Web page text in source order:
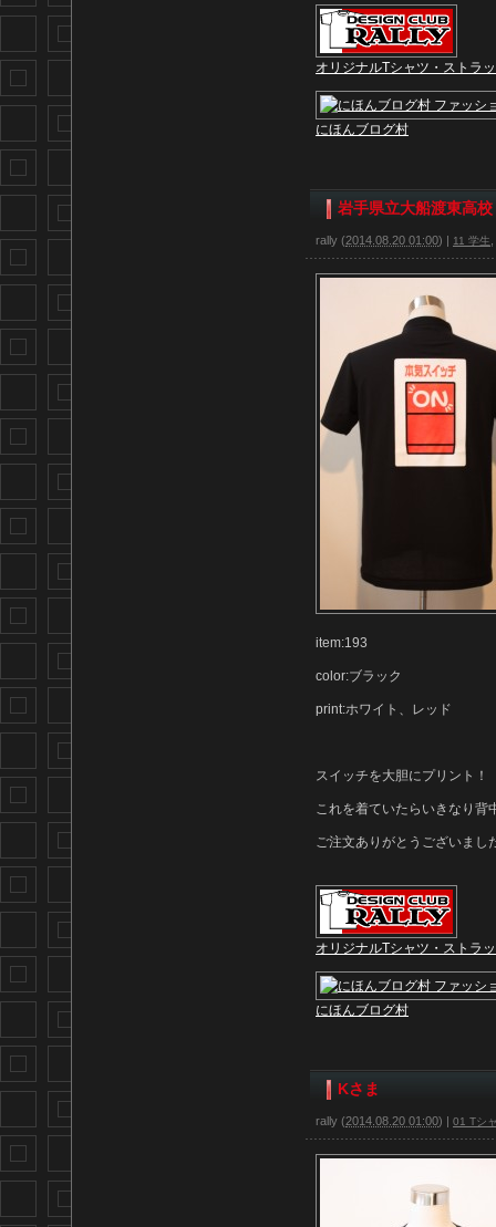
オリジナルTシャツ・ストラ
にほんブログ村
岩手県立大船渡東高
rally (2014.08.20 01:00) | 11 学生
item:193
color:ブラック
print:ホワイト、レッド
スイッチを大胆にプリント！
これを着ていたらいきなり背
ご注文ありがとうございまし
オリジナルTシャツ・ストラ
にほんブログ村
Kさま
rally (2014.08.20 01:00) | 01 Tシ